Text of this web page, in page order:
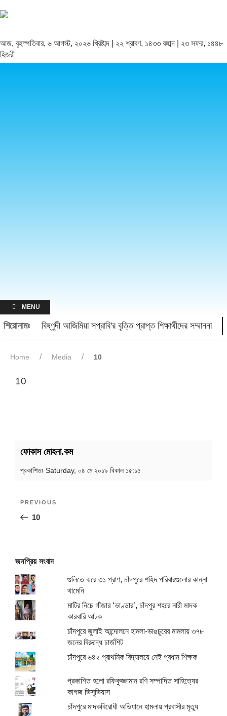
আজ, বৃহস্পতিবার, ৬ আগস্ট, ২০২৬ খ্রিষ্টাব্দ | ২২ শ্রাবণ, ১৪৩৩ বঙ্গাব্দ | ২৩ সফর, ১৪৪৮
হিজরী
MENU
শিরোনামঃ বিষ্ণুদী আজিমিয়া সপ্রাবি'র বৃত্তি প্রাপ্ত শিক্ষার্থীদের সম্মাননা
Home Media 10
10
ফোকাস মোহনা.কম
প্রকাশিতঃ Saturday, ০৪ মে ২০১৯ বিকাল ১৫:১৫
Previous
Post
PREVIOUS
10
জনপ্রিয় সংবাদ
গুলিতে ঝরে ৩১ প্রাণ, চাঁদপুরে শহিদ পরিবারগুলোর কান্না
থামেনি
মাটির নিচে গাঁজার ‘ভাণ্ডার’, চাঁদপুর শহরে নারী মাদক
কারবারি আটক
চাঁদপুরে জুলাই আন্দোলনে হামলা-ভাঙচুরের মামলায় ৩৭৮
জনের বিরুদ্ধে চার্জশিট
চাঁদপুরে ৬৪২ প্রাথমিক বিদ্যালয়ে নেই প্রধান শিক্ষক
প্রকাশিত হলো রফিকুজ্জামান রণি সম্পাদিত সাহিত্যের
কাগজ ভিসুভিয়াস
চাঁদপুরে মাদকবিরোধী অভিযানে হামলায় প্রবাসীর মৃত্যু